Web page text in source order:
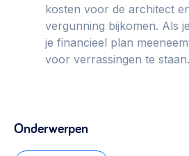
kosten voor de architect
vergunning bijkomen. Als
je financieel plan
voor verrassingen te staan.
Onderwerpen